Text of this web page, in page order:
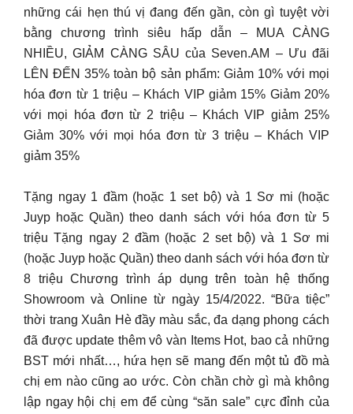
những cái hẹn thú vị đang đến gần, còn gì tuyệt vời
bằng chương trình siêu hấp dẫn – MUA CÀNG
NHIỀU, GIẢM CÀNG SÂU của Seven.AM – Ưu đãi
LÊN ĐẾN 35% toàn bộ sản phẩm: Giảm 10% với mọi
hóa đơn từ 1 triệu – Khách VIP giảm 15% Giảm 20%
với mọi hóa đơn từ 2 triệu – Khách VIP giảm 25%
Giảm 30% với mọi hóa đơn từ 3 triệu – Khách VIP
giảm 35%
Tặng ngay 1 đầm (hoặc 1 set bộ) và 1 Sơ mi (hoặc
Juyp hoặc Quần) theo danh sách với hóa đơn từ 5
triệu Tặng ngay 2 đầm (hoặc 2 set bộ) và 1 Sơ mi
(hoặc Juyp hoặc Quần) theo danh sách với hóa đơn từ
8 triệu Chương trình áp dụng trên toàn hệ thống
Showroom và Online từ ngày 15/4/2022. “Bữa tiệc”
thời trang Xuân Hè đầy màu sắc, đa dạng phong cách
đã được update thêm vô vàn Items Hot, bao cả những
BST mới nhất…, hứa hẹn sẽ mang đến một tủ đồ mà
chị em nào cũng ao ước. Còn chần chờ gì mà không
lập ngay hội chị em để cùng “săn sale” cực đỉnh của